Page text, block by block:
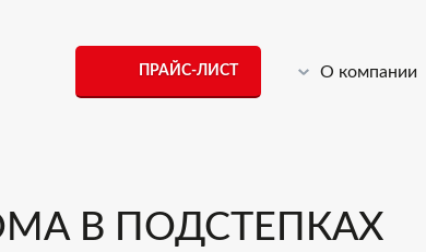
ПРАЙС-ЛИСТ О компании
В ПОДСТЕПКАХ